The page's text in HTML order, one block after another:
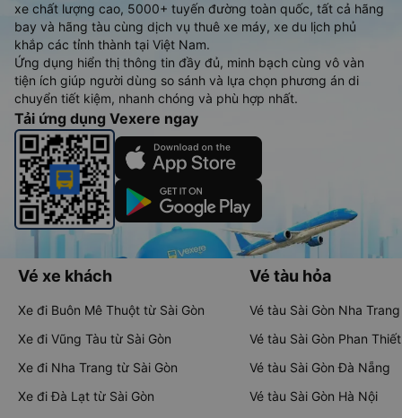
xe chất lượng cao, 5000+ tuyến đường toàn quốc, tất cả hãng
bay và hãng tàu cùng dịch vụ thuê xe máy, xe du lịch phủ
khắp các tỉnh thành tại Việt Nam.
Ứng dụng hiển thị thông tin đầy đủ, minh bạch cùng vô vàn
tiện ích giúp người dùng so sánh và lựa chọn phương án di
chuyển tiết kiệm, nhanh chóng và phù hợp nhất.
Tải ứng dụng Vexere ngay
Vé xe khách
Xe đi Buôn Mê Thuột từ Sài Gòn
Xe đi Vũng Tàu từ Sài Gòn
Xe đi Nha Trang từ Sài Gòn
Xe đi Đà Lạt từ Sài Gòn
Vé tàu hỏa
Vé tàu Sài Gòn Nha Trang
Vé tàu Sài Gòn Phan Thiết
Vé tàu Sài Gòn Đà Nẵng
Vé tàu Sài Gòn Hà Nội